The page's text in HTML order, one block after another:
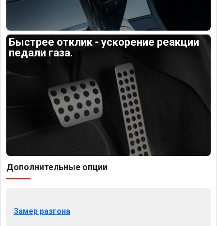
Быстрее отклик - ускорение реакции
педали газа.
Дополнительные опции
Замер разгона